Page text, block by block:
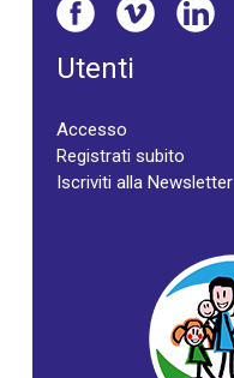
Utenti
Accesso
Registrati subito
Iscriviti alla Newsletter